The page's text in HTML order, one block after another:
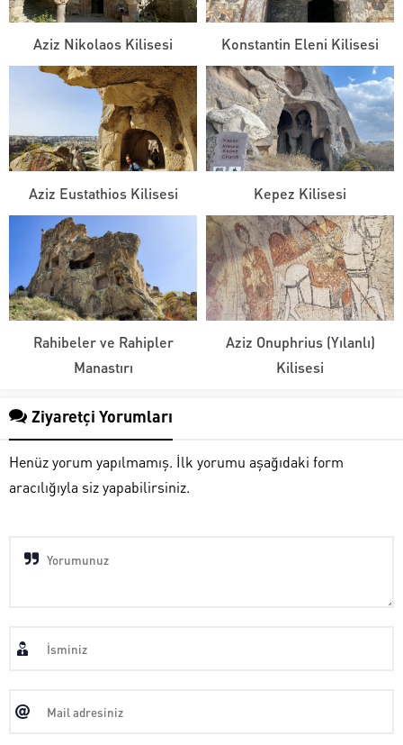
Aziz Nikolaos Kilisesi Konstantin Eleni Kilisesi
Aziz Eustathios Kilisesi Kepez Kilisesi
Rahibeler ve Rahipler
Manastırı
Aziz Onuphrius (Yılanlı)
Kilisesi
Ziyaretçi Yorumları
Henüz yorum yapılmamış. İlk yorumu aşağıdaki form
aracılığıyla siz yapabilirsiniz.